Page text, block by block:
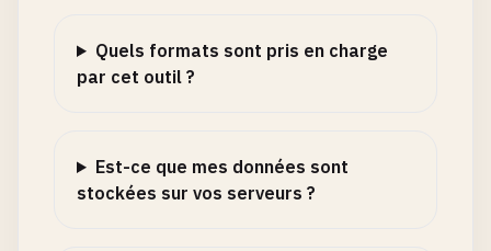
Quels formats sont pris en charge
par cet outil ?
Est-ce que mes données sont
stockées sur vos serveurs ?